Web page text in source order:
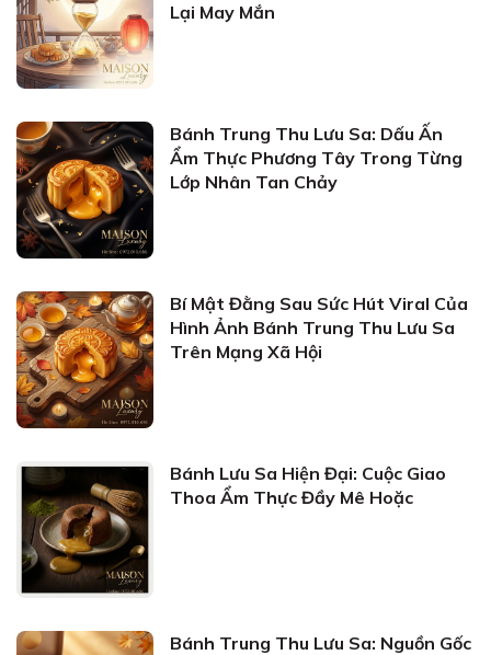
Lại May Mắn
Bánh Trung Thu Lưu Sa: Dấu Ấn
Ẩm Thực Phương Tây Trong Từng
Lớp Nhân Tan Chảy
Bí Mật Đằng Sau Sức Hút Viral Của
Hình Ảnh Bánh Trung Thu Lưu Sa
Trên Mạng Xã Hội
Bánh Lưu Sa Hiện Đại: Cuộc Giao
Thoa Ẩm Thực Đầy Mê Hoặc
Bánh Trung Thu Lưu Sa: Nguồn Gốc